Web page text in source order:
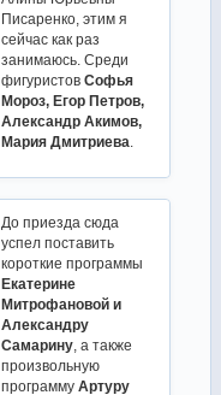
Писаренко, этим я
сейчас как раз
занимаюсь. Среди
фигуристовСофья
Мороз, Егор Петров,
Александр Акимов,
Мария Дмитриева
До приезда сюда
успел поставить
короткие программы
Екатерине
Митрофановой и
Александру
Самарину , а также
произвольную
программу Артуру